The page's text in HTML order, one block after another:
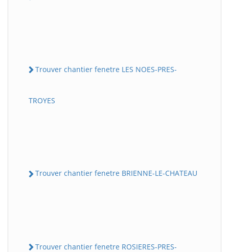
Trouver chantier fenetre LES NOES-PRES-
TROYES
Trouver chantier fenetre BRIENNE-LE-CHATEAU
Trouver chantier fenetre ROSIERES-PRES-